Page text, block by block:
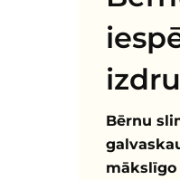
Bērnu
mākslīgo